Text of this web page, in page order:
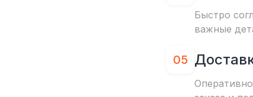
Быстро
важные
05